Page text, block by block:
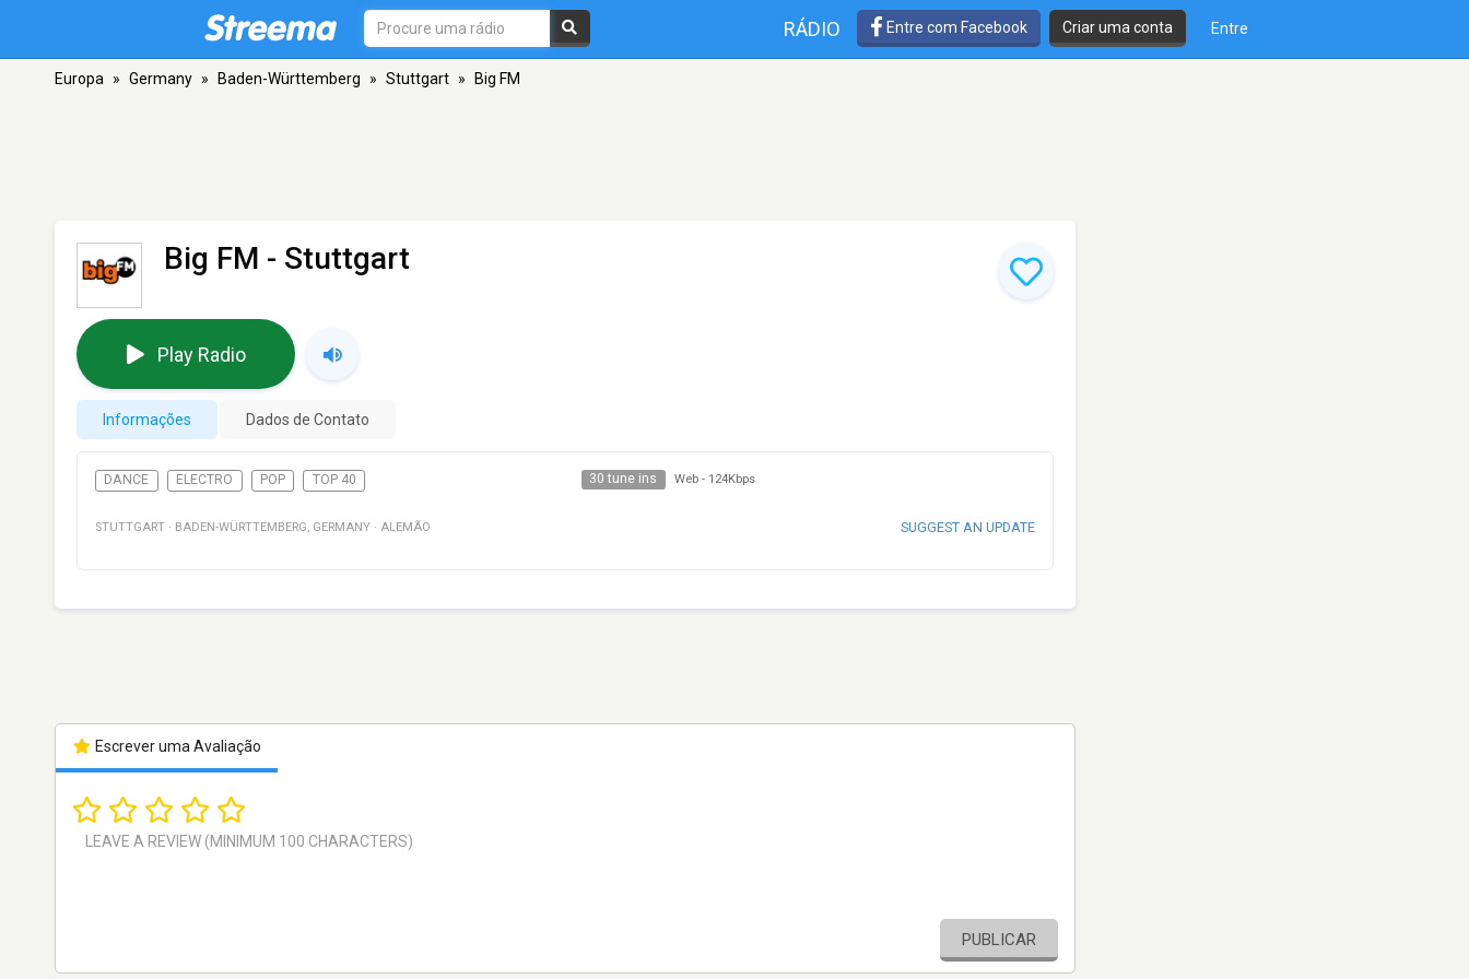
RÁDIO Entre com Facebook Criar uma conta Entre
Europa » Germany » Baden-Württemberg » Stuttgart » Big FM
Big FM - Stuttgart
Play Radio
Informações Dados de Contato
DANCE ELECTRO POP TOP 40 30 tune ins Web - 124Kbps
STUTTGART · BADEN-WÜRTTEMBERG, GERMANY · ALEMÃO SUGGEST AN UPDATE
Escrever uma Avaliação
PUBLICAR